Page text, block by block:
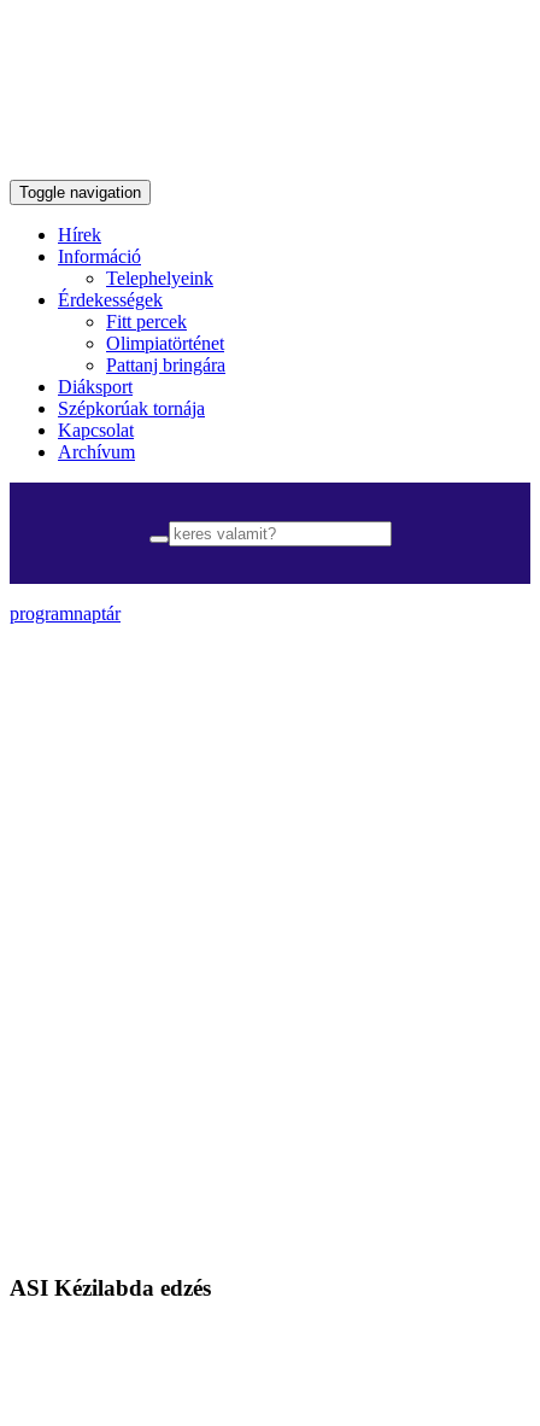
Toggle navigation
Hírek
Információ
Telephelyeink
Érdekességek
Fitt percek
Olimpiatörténet
Pattanj bringára
Diáksport
Szépkorúak tornája
Kapcsolat
Archívum
programnaptár
ASI Kézilabda edzés